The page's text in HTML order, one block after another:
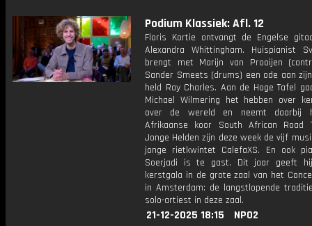
Podium Klassiek: Afl. 12
Floris Kortie ontvangt de Engelse
Alexandra Whittingham. Huispianist
brengt met Marijn van Prooijen
Sander Smeets (drums) een ode aan
held Ray Charles. Aan de Hoge Tafel
Michael Wilmering het hebben over
over de wereld en neemt daarbij
Afrikaanse koor South African Road
Jonge Helden zijn deze week de vijf
jonge rietkwintet CalefaXS. En ook
Soerjadi is te gast. Dit jaar geeft
kerstgala in de grote zaal van het
in Amsterdam: de langstlopende
solo-artiest in deze zaal.
21-12-2025 18:15
NPO2